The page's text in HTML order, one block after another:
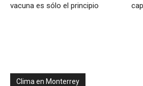
vacuna es sólo el principio
Clima en Monterrey